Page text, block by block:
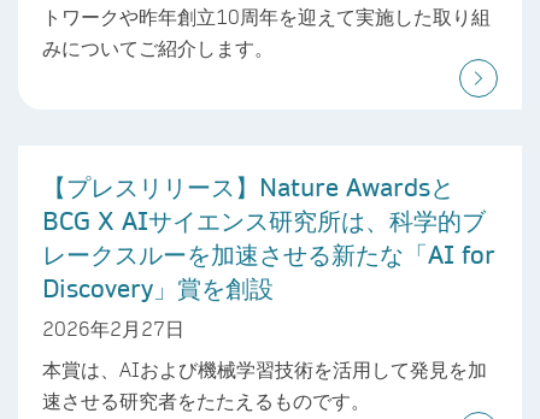
トワークや昨年創立10周年を迎えて実施した取り組
みについてご紹介します。
【プレスリリース】Nature Awardsと
BCG X AIサイエンス研究所は、科学的ブ
レークスルーを加速させる新たな「AI for
Discovery」賞を創設
2026年2月27日
本賞は、AIおよび機械学習技術を活用して発見を加
速させる研究者をたたえるものです。